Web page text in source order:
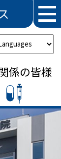
係の皆様